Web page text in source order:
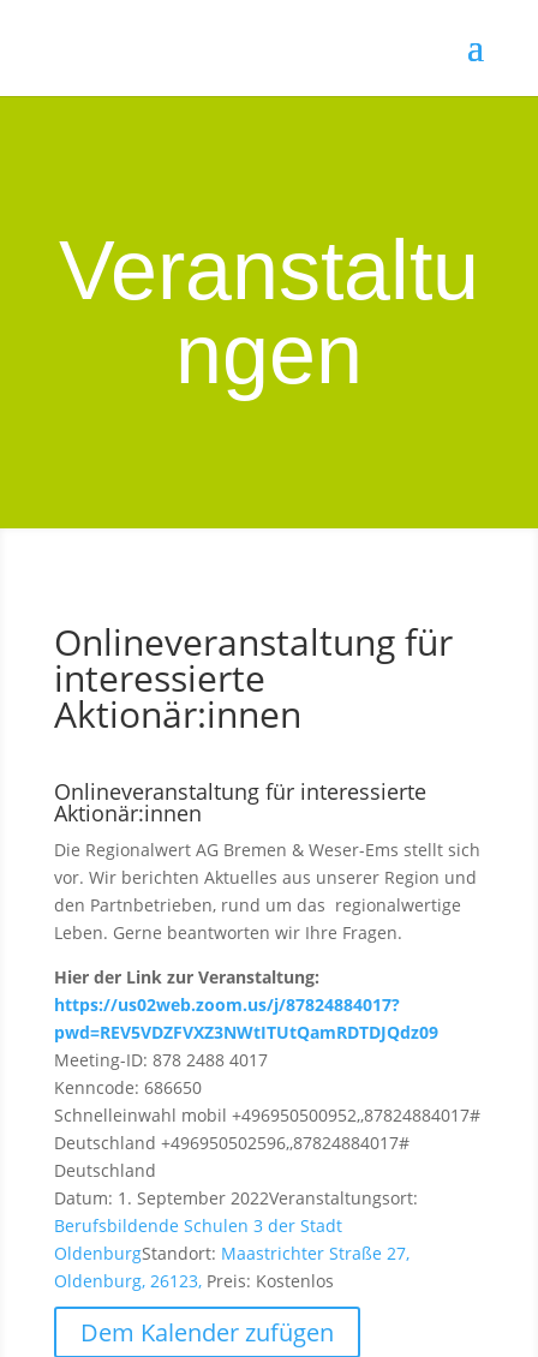
Veranstaltu
ngen
Onlineveranstaltung für
interessierte
Aktionär:innen
Onlineveranstaltung für interessierte
Aktionär:innen
Die Regionalwert AG Bremen & Weser-Ems stellt sich
vor. Wir berichten Aktuelles aus unserer Region und
den Partnbetrieben, rund um das regionalwertige
Leben. Gerne beantworten wir Ihre Fragen.
Hier der Link zur Veranstaltung:
https://us02web.zoom.us/j/87824884017?
pwd=REV5VDZFVXZ3NWtITUtQamRDTDJQdz09
Meeting-ID: 878 2488 4017
Kenncode: 686650
Schnelleinwahl mobil +496950500952,,87824884017#
Deutschland +496950502596,,87824884017#
Deutschland
Datum: 1. September 2022Veranstaltungsort:
Berufsbildende Schulen 3 der Stadt
OldenburgStandort: Maastrichter Straße 27,
Oldenburg, 26123, Preis: Kostenlos
Dem Kalender zufügen